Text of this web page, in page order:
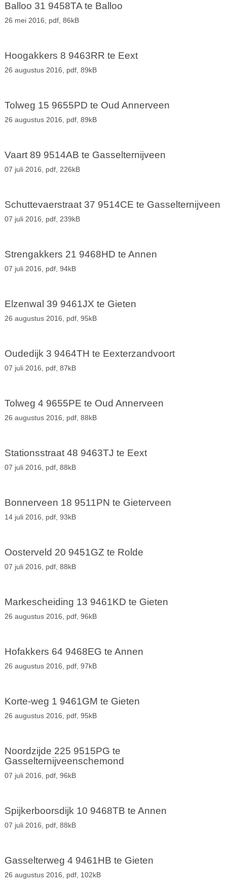
Balloo 31 9458TA te Balloo
26 mei 2016, pdf, 86kB
Hoogakkers 8 9463RR te Eext
26 augustus 2016, pdf, 89kB
Tolweg 15 9655PD te Oud Annerveen
26 augustus 2016, pdf, 89kB
Vaart 89 9514AB te Gasselternijveen
07 juli 2016, pdf, 226kB
Schuttevaerstraat 37 9514CE te Gasselternijveen
07 juli 2016, pdf, 239kB
Strengakkers 21 9468HD te Annen
07 juli 2016, pdf, 94kB
Elzenwal 39 9461JX te Gieten
26 augustus 2016, pdf, 95kB
Oudedijk 3 9464TH te Eexterzandvoort
07 juli 2016, pdf, 87kB
Tolweg 4 9655PE te Oud Annerveen
26 augustus 2016, pdf, 88kB
Stationsstraat 48 9463TJ te Eext
07 juli 2016, pdf, 88kB
Bonnerveen 18 9511PN te Gieterveen
14 juli 2016, pdf, 93kB
Oosterveld 20 9451GZ te Rolde
07 juli 2016, pdf, 88kB
Markescheiding 13 9461KD te Gieten
26 augustus 2016, pdf, 96kB
Hofakkers 64 9468EG te Annen
26 augustus 2016, pdf, 97kB
Korte-weg 1 9461GM te Gieten
26 augustus 2016, pdf, 95kB
Noordzijde 225 9515PG te
Gasselternijveenschemond
07 juli 2016, pdf, 96kB
Spijkerboorsdijk 10 9468TB te Annen
07 juli 2016, pdf, 88kB
Gasselterweg 4 9461HB te Gieten
26 augustus 2016, pdf, 102kB